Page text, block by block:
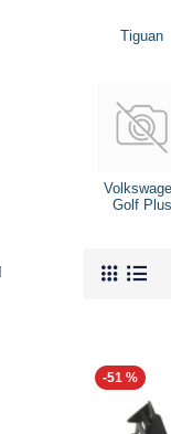
Tiguan
Golf Plus
-51 %